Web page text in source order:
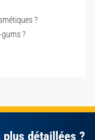
?
?
détaillées ?